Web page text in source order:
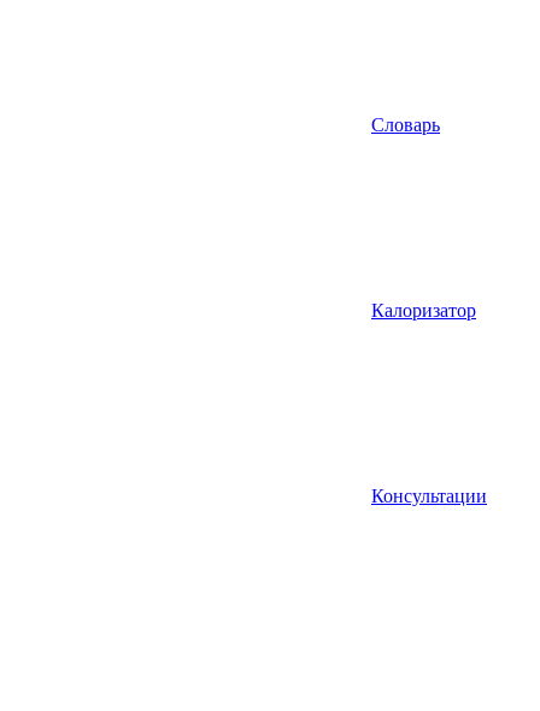
Словарь
Калоризатор
Консультации